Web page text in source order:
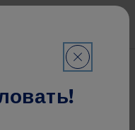
к основному